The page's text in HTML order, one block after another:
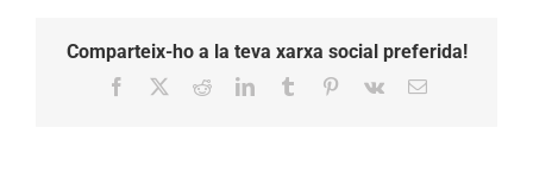
Comparteix-ho a la teva xarxa social preferida!
Facebook RedditLinkedInTumblr Pinterest
Vk Email: